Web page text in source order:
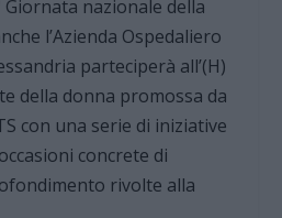
Giornata nazionale della
l’Azienda Ospedaliero
parteciperà all’(H)
della donna promossa da
con una serie di iniziative
concrete di
rivolte alla